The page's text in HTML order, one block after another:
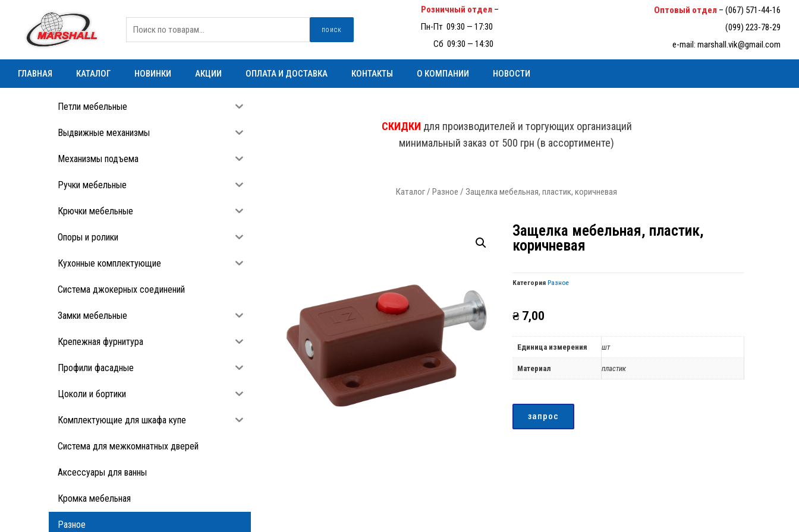
поиск
Розничный отдел –
Пн-Пт 09:30 — 17:30
Пн-Сб 09:30 — 14:30
Оптовый отдел – (067) 571-44-16
(099) 223-78-29
e-mail: marshall.vik@gmail.com
ГЛАВНАЯ КАТАЛОГ НОВИНКИ АКЦИИ ОПЛАТА И ДОСТАВКА КОНТАКТЫ О КОМПАНИИ НОВОСТИ
Петли мебельные
Выдвижные механизмы
Механизмы подъема
Ручки мебельные
Крючки мебельные
Опоры и ролики
Кухонные комплектующие
Система джокерных соединений
Замки мебельные
Крепежная фурнитура
Профили фасадные
Цоколи и бортики
Комплектующие для шкафа купе
Система для межкомнатных дверей
Аксессуары для ванны
Кромка мебельная
Разное
СКИДКИ для производителей и торгующих организаций
минимальный заказ от 500 грн (в ассортименте)
Каталог/ Разное / Защелка мебельная, пластик, коричневая
Защелка мебельная, пластик,
коричневая
Категория Разное
₴ 7,00
Единица измерения шт
Материал пластик
запрос